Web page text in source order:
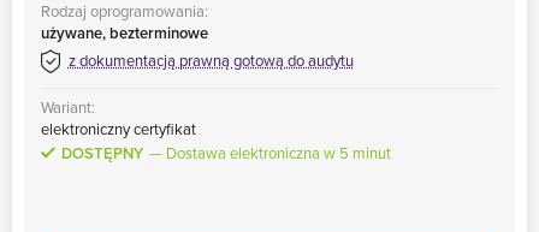
Rodzaj oprogramowania:
używane, bezterminowe
z dokumentacją prawną gotową do audytu
Wariant:
elektroniczny certyfikat
DOSTĘPNY
Dostawa elektroniczna w 5 minut